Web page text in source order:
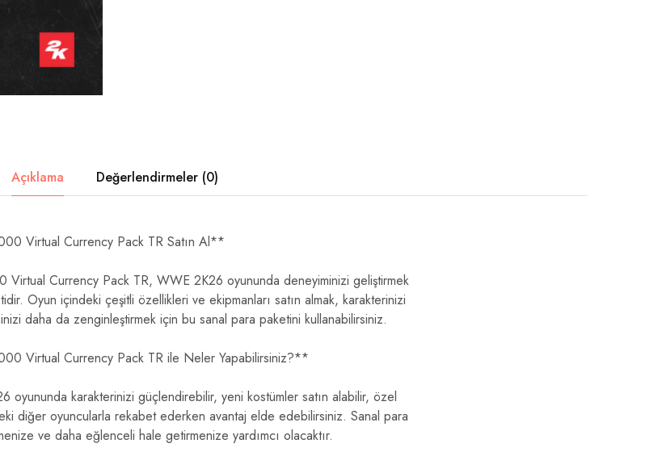
Açıklama Değerlendirmeler (0)
Virtual Currency Pack TR Satın Al**
Currency Pack TR, WWE 2K26 oyununda deneyiminizi geliştirmek
Oyun içindeki çeşitli özellikleri ve ekipmanları satın almak, karakterinizi
daha da zenginleştirmek için bu sanal para paketini kullanabilirsiniz.
Virtual Currency Pack TR ile Neler Yapabilirsiniz?**
oyununda karakterinizi güçlendirebilir, yeni kostümler satın alabilir, özel
diğer oyuncularla rekabet ederken avantaj elde edebilirsiniz. Sanal para
ve daha eğlenceli hale getirmenize yardımcı olacaktır.